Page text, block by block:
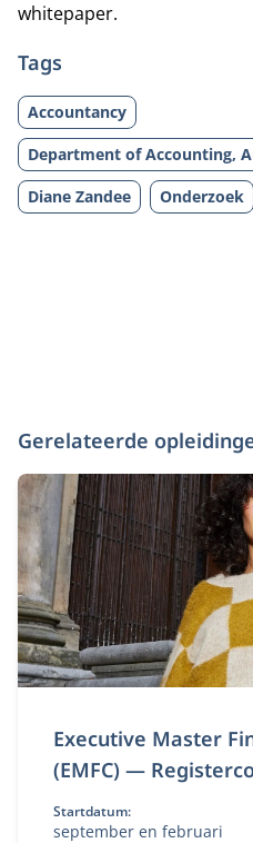
whitepaper.
Tags
Accountancy
Department of Accounting,
Diane Zandee
Onderzoek
Gerelateerde
Executive Master
(EMFC) —
Startdatum:
september en februari